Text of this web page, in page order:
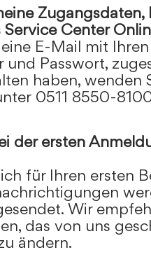
Center
E-Mail mit
und Passwort,
haben, wenden
0511 8550-
der ersten
für Ihren ersten
Wir
das von uns
ändern.